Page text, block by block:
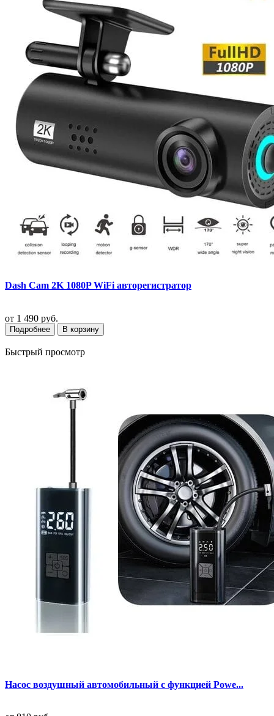
Dash Cam 2K 1080P WiFi авторегистратор
от 1 490 руб.
Подробнее В корзину
Быстрый просмотр
Насос воздушный автомобильный с функцией Powe...